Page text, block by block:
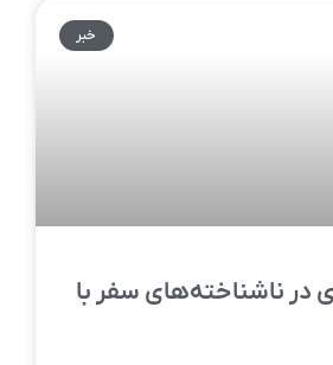
خبر
سیری در ناشناخته‌های سفر با